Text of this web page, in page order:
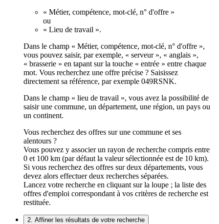
« Métier, compétence, mot-clé, n° d'offre »
ou
« Lieu de travail ».
Dans le champ « Métier, compétence, mot-clé, n° d'offre »,
vous pouvez saisir, par exemple, « serveur », « anglais »,
« brasserie » en tapant sur la touche « entrée » entre chaque
mot. Vous recherchez une offre précise ? Saisissez
directement sa référence, par exemple 049RSNK.
Dans le champ « lieu de travail », vous avez la possibilité de
saisir une commune, un département, une région, un pays ou
un continent.
Vous recherchez des offres sur une commune et ses
alentours ?
Vous pouvez y associer un rayon de recherche compris entre
0 et 100 km (par défaut la valeur sélectionnée est de 10 km).
Si vous recherchez des offres sur deux départements, vous
devez alors effectuer deux recherches séparées.
Lancez votre recherche en cliquant sur la loupe ; la liste des
offres d'emploi correspondant à vos critères de recherche est
restituée.
2. Affiner les résultats de votre recherche